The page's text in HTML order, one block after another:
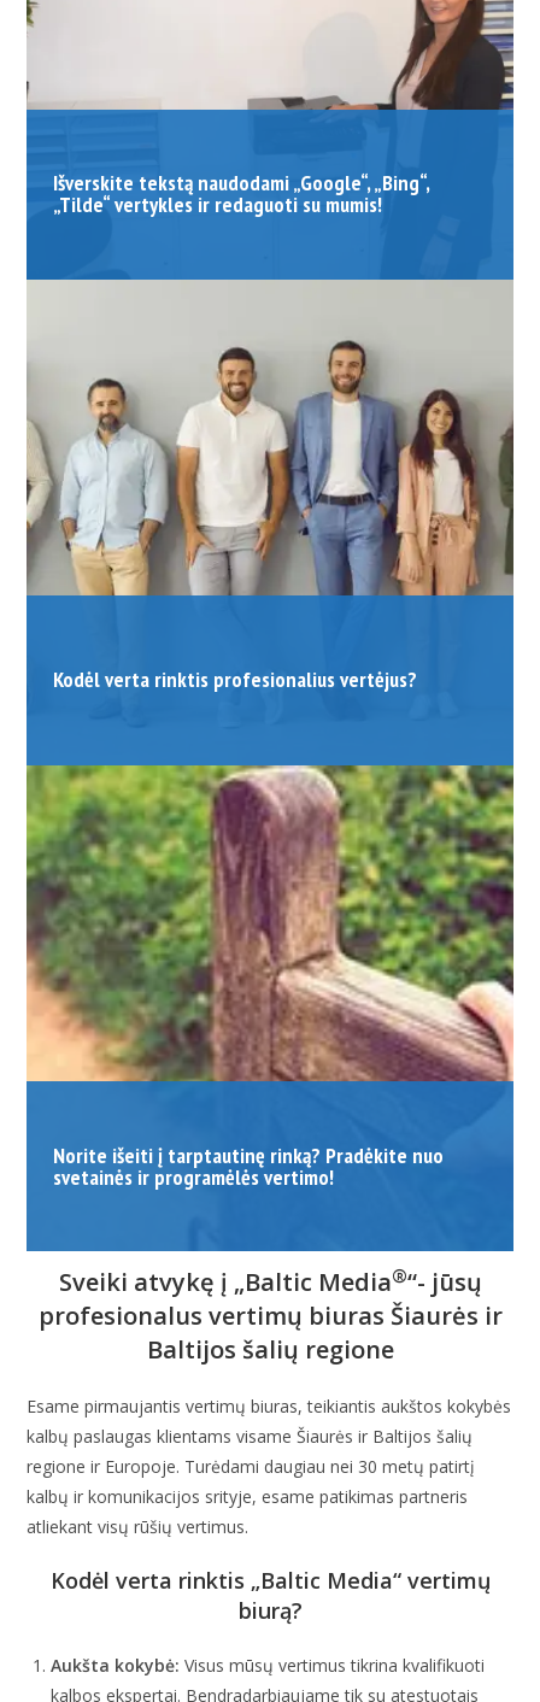
Išverskite tekstą naudodami „Google“, „Bing“,
„Tilde“ vertykles ir redaguoti su mumis!
Kodėl verta rinktis profesionalius vertėjus?
Norite išeiti į tarptautinę rinką? Pradėkite nuo
svetainės ir programėlės vertimo!
Sveiki atvykę į „Baltic Media®“- jūsų
profesionalus vertimų biuras Šiaurės ir
Baltijos šalių regione
Esame pirmaujantis vertimų biuras, teikiantis aukštos kokybės
kalbų paslaugas klientams visame Šiaurės ir Baltijos šalių
regione ir Europoje. Turėdami daugiau nei 30 metų patirtį
kalbų ir komunikacijos srityje, esame patikimas partneris
atliekant visų rūšių vertimus.
Kodėl verta rinktis „Baltic Media“ vertimų
biurą?
Aukšta kokybė: Visus mūsų vertimus tikrina kvalifikuoti
kalbos ekspertai. Bendradarbiaujame tik su atestuotais